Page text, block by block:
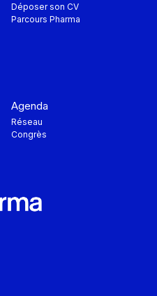
Déposer son CV
Parcours Pharma
Agenda
Réseau
Congrès